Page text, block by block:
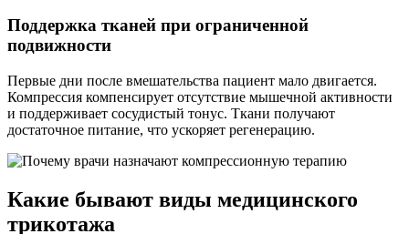
Поддержка тканей при ограниченной
подвижности
Первые дни после вмешательства пациент мало двигается.
Компрессия компенсирует отсутствие мышечной активности
и поддерживает сосудистый тонус. Ткани получают
достаточное питание, что ускоряет регенерацию.
Какие бывают виды медицинского
трикотажа